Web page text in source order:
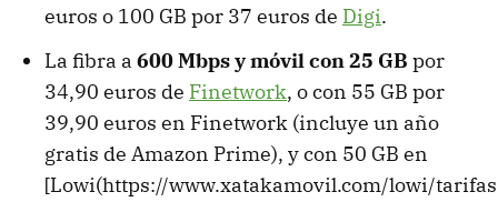
euros o 100 GB por 37 euros de Digi.
La fibra a 600 Mbps y móvil con 25 GB por
34,90 euros de Finetwork, o con 55 GB por
39,90 euros en Finetwork (incluye un año
gratis de Amazon Prime), y con 50 GB en
[Lowi(https://www.xatakamovil.com/lowi/